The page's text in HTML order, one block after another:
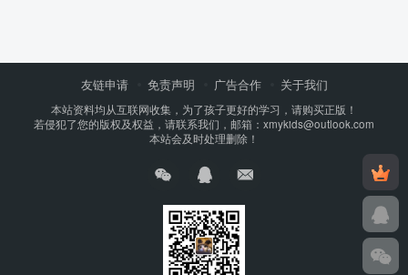
友链申请 免责声明 广告合作 关于我们
本站资料均从互联网收集，为了孩子更好的学习，请购买正版！
若侵犯了您的版权及权益，请联系我们，邮箱：xmykids@outlook.com
本站会及时处理删除！